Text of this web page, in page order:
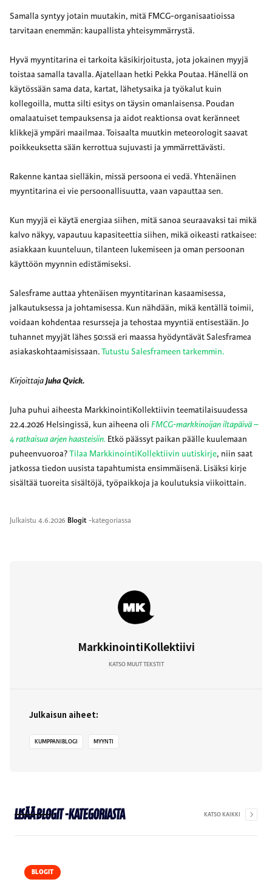
Samalla syntyy jotain muutakin, mitä FMCG-organisaatioissa
tarvitaan enemmän: kaupallista yhteisymmärrystä.
Hyvä myyntitarina ei tarkoita käsikirjoitusta, jota jokainen myyjä
toistaa samalla tavalla. Ajatellaan hetki Pekka Poutaa. Hänellä on
käytössään sama data, kartat, lähetysaika ja työkalut kuin
kollegoilla, mutta silti esitys on täysin omanlaisensa. Poudan
omalaatuiset tempauksensa ja aidot reaktionsa ovat keränneet
klikkejä ympäri maailmaa. Toisaalta muutkin meteorologit saavat
poikkeuksetta sään kerrottua sujuvasti ja ymmärrettävästi.
Rakenne kantaa sielläkin, missä persoona ei vedä. Yhtenäinen
myyntitarina ei vie persoonallisuutta, vaan vapauttaa sen.
Kun myyjä ei käytä energiaa siihen, mitä sanoa seuraavaksi tai mikä
kalvo näkyy, vapautuu kapasiteettia siihen, mikä oikeasti ratkaisee:
asiakkaan kuunteluun, tilanteen lukemiseen ja oman persoonan
käyttöön myynnin edistämiseksi.
Salesframe auttaa yhtenäisen myyntitarinan kasaamisessa,
jalkautuksessa ja johtamisessa. Kun nähdään, mikä kentällä toimii,
voidaan kohdentaa resursseja ja tehostaa myyntiä entisestään. Jo
tuhannet myyjät lähes 50:ssä eri maassa hyödyntävät Salesframea
asiakaskohtaamisissaan.Tutustu Salesframeen tarkemmin.
KirjoittajaJuha Qvick.
Juha puhui aiheesta MarkkinointiKollektiivin teematilaisuudessa
22.4.2026 Helsingissä, kun aiheena oli FMCG-markkinoijan iltapäivä –
4 ratkaisua arjen haasteisiin. Etkö päässyt paikan päälle kuulemaan
puheenvuoroa?Tilaa MarkkinointiKollektiivin uutiskirje, niin saat
jatkossa tiedon uusista tapahtumista ensimmäisenä. Lisäksi kirje
sisältää tuoreita sisältöjä, työpaikkoja ja koulutuksia viikoittain.
Julkaistu 4.6.2026 Blogit-kategoriassa
MarkkinointiKollektiivi
KATSO MUUT TEKSTIT
Julkaisun aiheet:
KUMPPANIBLOGI MYYNTI
LisääBlogit-kategoriasta KATSO KAIKKI
BLOGIT